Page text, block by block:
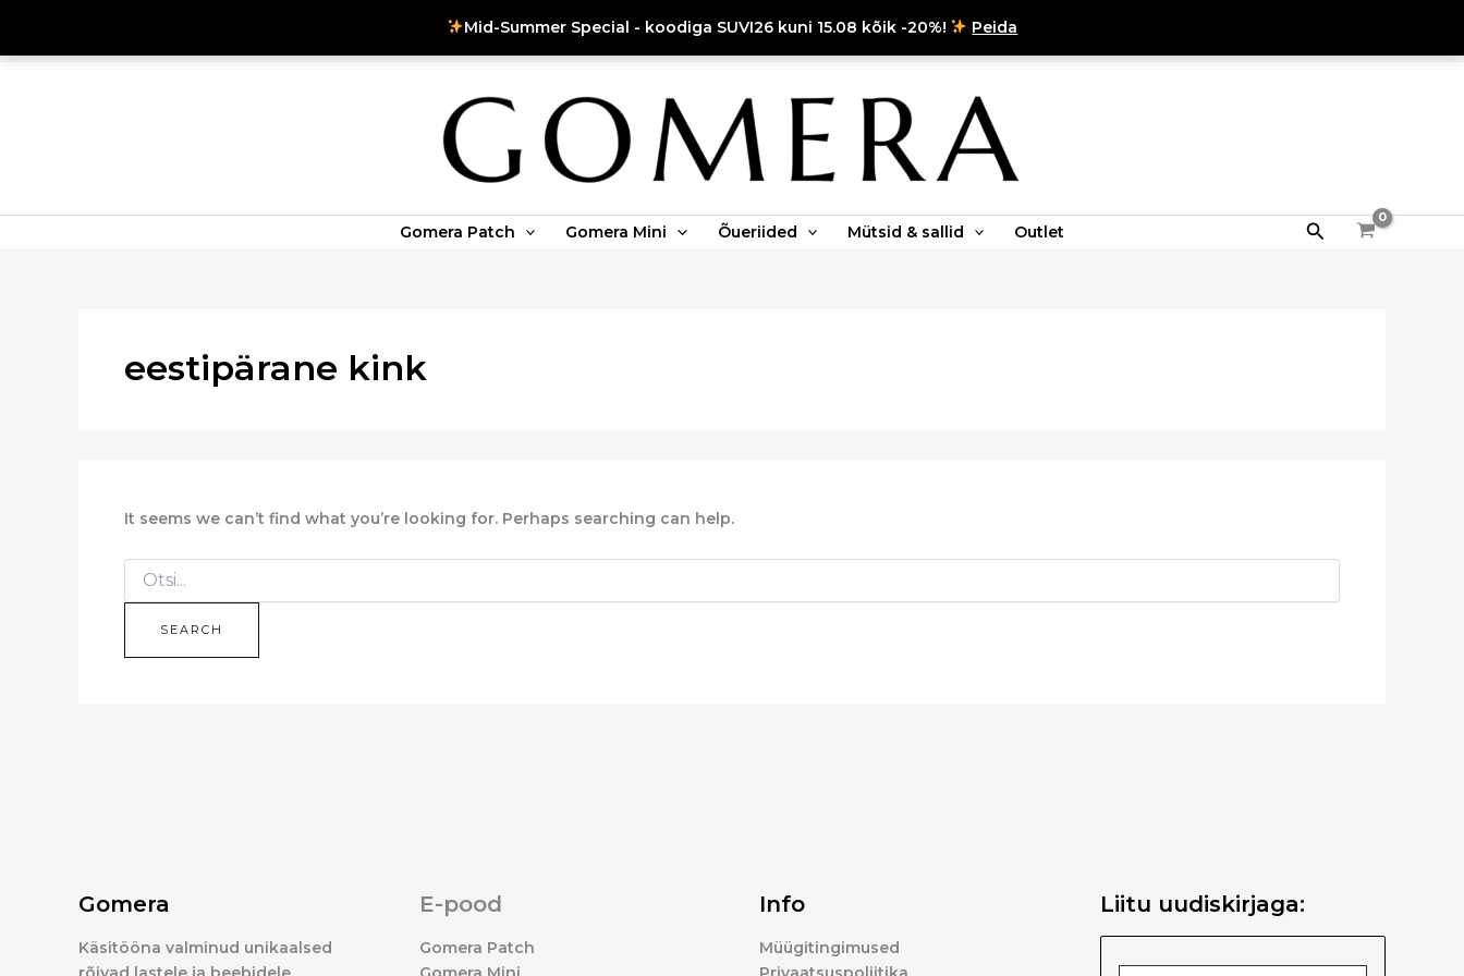
Mid-Summer Special - koodiga SUVI26 kuni 15.08 kõik -20%! Peida
content
Gomera Patch Gomera Mini Õueriided Mütsid & sallid Outlet Search
eestipärane kink
It seems we can’t find what you’re looking for. Perhaps searching can help.
Gomera
Käsitööna valminud unikaalsed
Instagram
Facebook
E-pood
Gomera Patch
Info
Müügitingimused
Liitu uudiskirjaga: